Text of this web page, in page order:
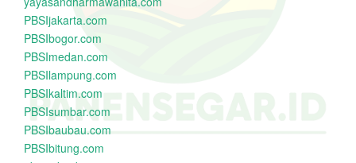
PBSIjakarta.com
PBSIbogor.com
PBSImedan.com
PBSIlampung.com
PBSIkaltim.com
PBSIsumbar.com
PBSIbaubau.com
PBSIbitung.com